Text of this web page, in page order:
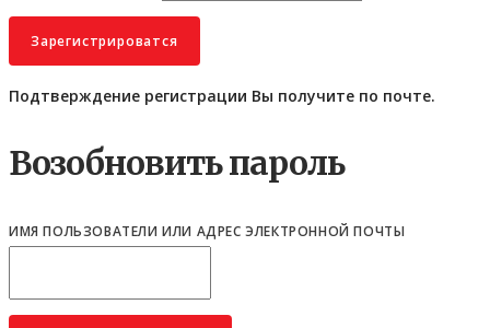
Подтверждение регистрации Вы получите по почте.
Возобновить пароль
ИМЯ ПОЛЬЗОВАТЕЛИ ИЛИ АДРЕС ЭЛЕКТРОННОЙ ПОЧТЫ